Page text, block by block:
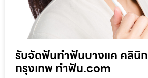
รับจัดฟันทำฟันบางแค คลินิ
กรุงเทพ ทำฟัน.com